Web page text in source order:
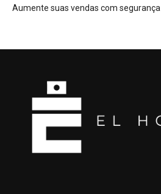
Aumente suas vendas com segurança